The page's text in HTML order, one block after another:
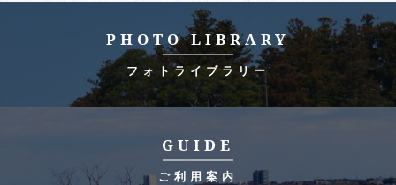
PHOTO LIBRARY
フォトライブラリー
GUIDE
ご利用案内